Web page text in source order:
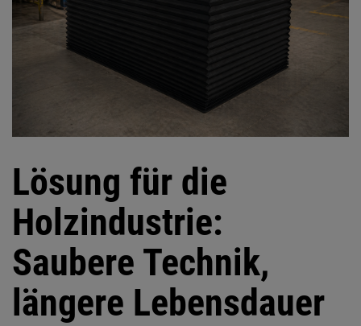
Lösung für die
Holzindustrie:
Saubere Technik,
längere Lebensdauer